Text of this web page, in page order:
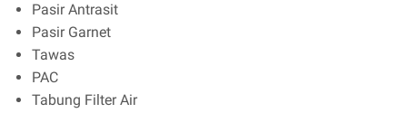
Pasir Antrasit
Pasir Garnet
Tawas
PAC
Tabung Filter Air